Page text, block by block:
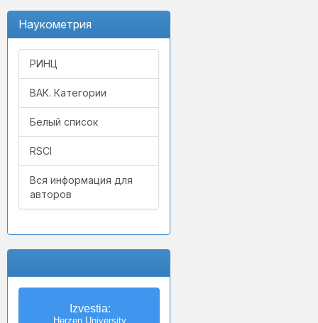
Наукометрия
РИНЦ
ВАК. Категории
Белый список
RSCI
Вся информация для
авторов
Izvestia:
Herzen University